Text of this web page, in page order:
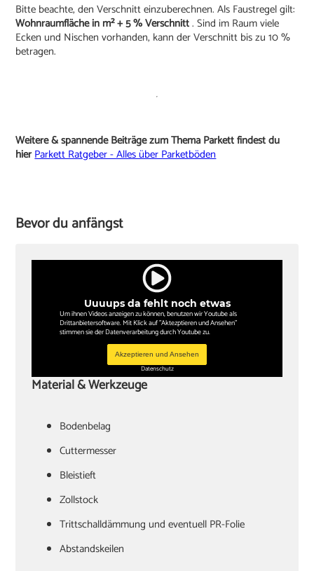
Bitte beachte, den Verschnitt einzuberechnen. Als Faustregel gilt:
Wohnraumfläche in m² + 5 % Verschnitt. Sind im Raum viele
Ecken und Nischen vorhanden, kann der Verschnitt bis zu 10 %
betragen.
Weitere & spannende Beiträge zum Thema Parkett findest du
hierParkett Ratgeber - Alles über Parketböden
Bevor du anfängst
Uuuups da fehlt noch etwas
Um ihnen Videos anzeigen zu können, benutzen wir Youtube als
Drittanbietersoftware. Mit Klick auf "Aktezptieren und Ansehen"
stimmen sie der Datenverarbeitung durch Youtube zu.
Akzeptieren und Ansehen
Datenschutz
Material & Werkzeuge
Bodenbelag
Cuttermesser
Bleistieft
Zollstock
Trittschalldämmung und eventuell PR-Folie
Abstandskeilen